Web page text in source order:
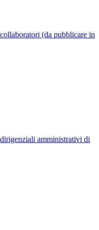
(da pubblicare in
amministrativi di